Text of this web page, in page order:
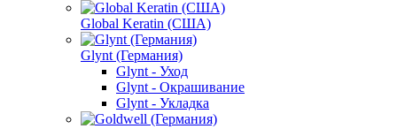
Global Keratin (США)
Glynt (Германия)
Glynt - Уход
Glynt - Окрашивание
Glynt - Укладка